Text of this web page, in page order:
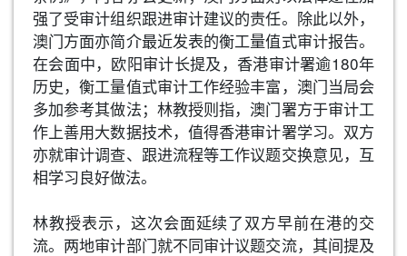
强了受审计组织跟进审计建议的责任。除此以外，
澳门方面亦简介最近发表的衡工量值式审计报告。
在会面中，欧阳审计长提及，香港审计署逾180年
历史，衡工量值式审计工作经验丰富，澳门当局会
多加参考其做法；林教授则指，澳门署方于审计工
作上善用大数据技术，值得香港审计署学习。双方
亦就审计调查、跟进流程等工作议题交换意见，互
相学习良好做法。
林教授表示，这次会面延续了双方早前在港的交
流。两地审计部门就不同审计议题交流，其间提及